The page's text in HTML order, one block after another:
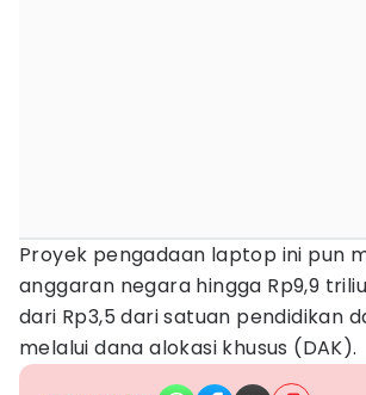
Proyek pengadaan laptop ini pun
anggaran negara hingga Rp9,9
dari Rp3,5 dari satuan pendidikan
melalui dana alokasi khusus (DAK).